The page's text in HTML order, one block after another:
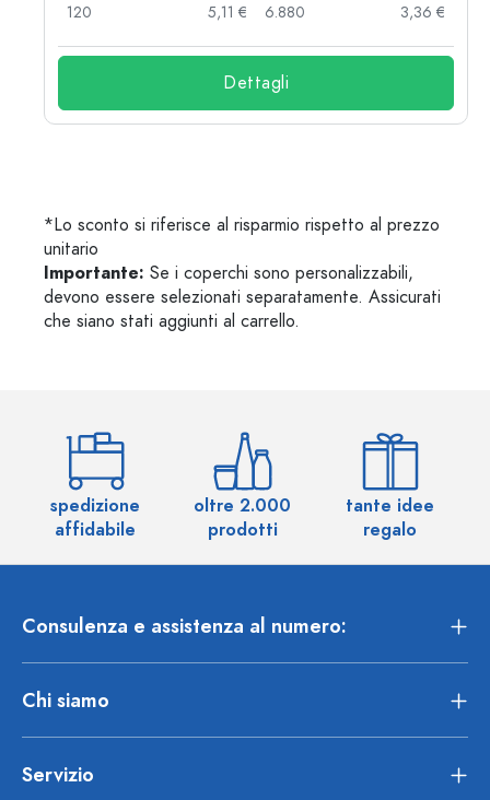
120
5,11 €
6.880
3,36 €
Dettagli
*Lo sconto si riferisce al risparmio rispetto al prezzo
unitario
Importante: Se i coperchi sono personalizzabili,
devono essere selezionati separatamente. Assicurati
che siano stati aggiunti al carrello.
spedizione
affidabile
oltre 2.000
prodotti
tante idee
regalo
Consulenza e assistenza al numero:
Chi siamo
Servizio